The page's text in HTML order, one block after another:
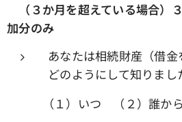
（３か月を超えている場合）
加分のみ
あなたは相続財産（借
どのようにして知りまし
（１）いつ （２）誰から